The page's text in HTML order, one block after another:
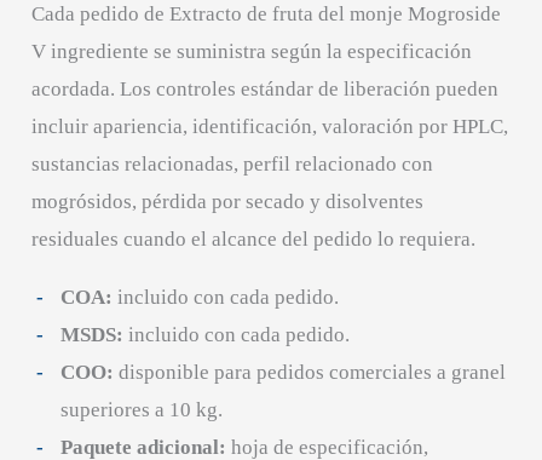
Cada pedido de Extracto de fruta del monje Mogroside
V ingrediente se suministra según la especificación
acordada. Los controles estándar de liberación pueden
incluir apariencia, identificación, valoración por HPLC,
sustancias relacionadas, perfil relacionado con
mogrósidos, pérdida por secado y disolventes
residuales cuando el alcance del pedido lo requiera.
COA: incluido con cada pedido.
MSDS: incluido con cada pedido.
COO: disponible para pedidos comerciales a granel
superiores a 10 kg.
Paquete adicional: hoja de especificación,